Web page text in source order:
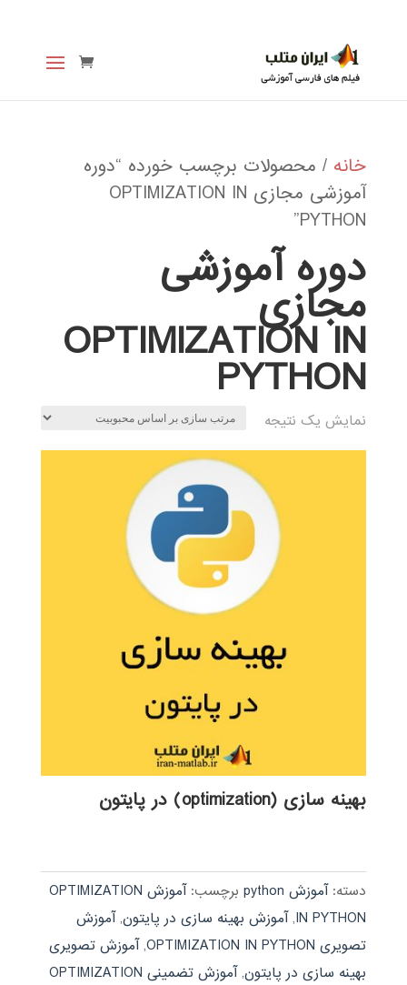
خانه / محصولات برچسب خورده “دوره
آموزشی مجازی OPTIMIZATION IN
PYTHON”
دوره آموزشی
مجازی
OPTIMIZATION IN
PYTHON
نمایش یک نتیجه
بهینه سازی (optimization) در پایتون
دسته:آموزش python برچسب:
آموزش OPTIMIZATION
IN PYTHON
,آموزش بهینه سازی در پایتون,آموزش
تصویری OPTIMIZATION IN PYTHON
,آموزش تصویری
بهینه سازی در پایتون,
آموزش تضمینی OPTIMIZATION